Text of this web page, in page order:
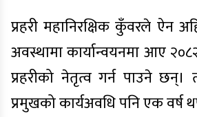
प्रहरी महानिरक्षिक कुँवरले ऐन
अवस्थामा कार्यान्वयनमा आए
प्रहरीको नेतृत्व गर्न पाउने छन्।
प्रमुखको कार्यअवधि पनि एक वर्ष